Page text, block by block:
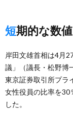
短期的な数
岸田文雄首相は4月
議」（議長・松野博
東京証券取引所プラ
女性役員の比率を30
した。